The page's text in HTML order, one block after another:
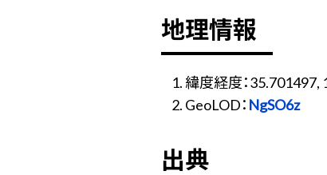
地理情報
緯度経度：35.701497,
GeoLOD： NgSO6z
出典